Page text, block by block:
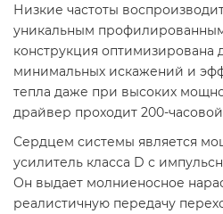
Низкие частоты
уникальным
конструкция оптимизирована
минимальных искажений и
тепла даже при высоких
драйвер проходит 200-
Сердцем системы является
усилитель класса D с
Он выдает молниеносное
реалистичную передачу